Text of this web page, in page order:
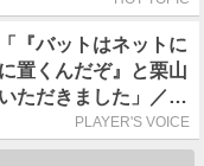
『バットはネットに
置くんだぞ』と栗山
ただきました」／憧
PLAYER'S VOICE